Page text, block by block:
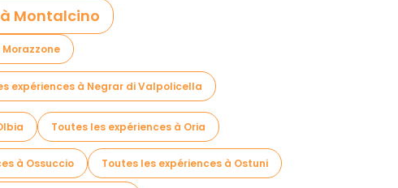
Montalcino
expériences à Negrar di Valpolicella
Toutes les expériences à Oria
à Ossuccio Toutes les expériences à Ostuni